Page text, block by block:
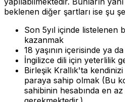
beklenen diğer şartları ise şu
Son 5yıl içinde listelenen
kazanmak
18 yaşının içerisinde ya
İngilizce dili için yeterlilik
Birleşik Krallık'ta
paraya sahip olmak (Bu
sahibinin hesabında en az